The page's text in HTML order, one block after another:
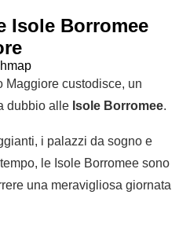
Isole Borromee
Maggiore custodisce, un
dubbio alle Isole Borromee.
i palazzi da sogno e
le Isole Borromee sono
una meravigliosa giornata